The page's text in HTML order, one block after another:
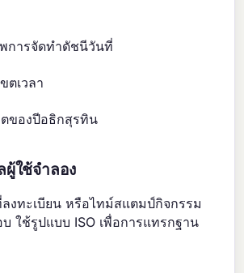
การจัดทำดัชนีวันที่
ตเวลา
ของปีอธิกสุรทิน
ผู้ใช้จำลอง
งทะเบียน หรือไทม์สแตมป์กิจกรรม
ใช้รูปแบบ ISO เพื่อการแทรกฐาน